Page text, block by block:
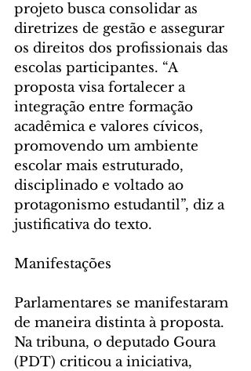
projeto busca consolidar as
diretrizes de gestão e assegurar
os direitos dos profissionais das
escolas participantes. “A
proposta visa fortalecer a
integração entre formação
acadêmica e valores cívicos,
promovendo um ambiente
escolar mais estruturado,
disciplinado e voltado ao
protagonismo estudantil”, diz a
justificativa do texto.
Manifestações
Parlamentares se manifestaram
de maneira distinta à proposta.
Na tribuna, o deputado Goura
(PDT) criticou a iniciativa,